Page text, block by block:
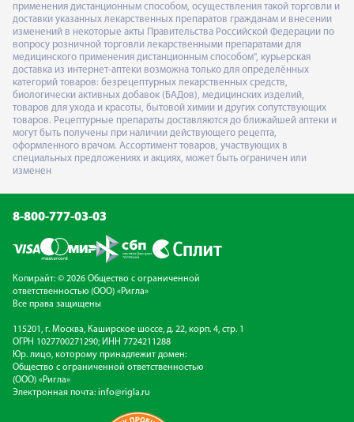
применения дистанционным способом, осуществления такой торговли и
доставки указанных лекарственных препаратов гражданам и внесении
изменений в некоторые акты Правительства Российской Федерации по
вопросу розничной торговли лекарственными препаратами для
медицинского применения дистанционным способом", курьерская
доставка из интернет-аптеки возможна только для определённых
категорий товаров: безрецептурных лекарственных средств,
биологически активных добавок (БАДов), медицинских изделий,
товаров для ухода и красоты, бытовой химии и других сопутствующих
товаров. Рецептурные препараты доставляются до ближайшей аптеки и
могут быть получены при наличии действующего рецепта,
оформленного врачом. Ассортимент товаров, участвующих в
специальных предложениях и акциях, может быть ограничен или
изменен
8-800-777-03-03
Копирайт: © 2026 Общество с ограниченной
ответственностью (ООО) «Ригла»
Все права защищены
115201, г. Москва, Каширское шоссе, д. 22, корп. 4, стр. 1
ОГРН 1027700271290; ИНН 7724211288
Юр. лицо, которому принадлежит домен:
Общество с ограниченной ответственностью
(ООО) «Ригла»
Электронная почта: info@rigla.ru